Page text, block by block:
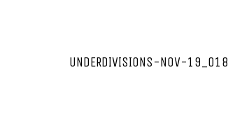
UNDERDIVISIONS-NOV-19_018